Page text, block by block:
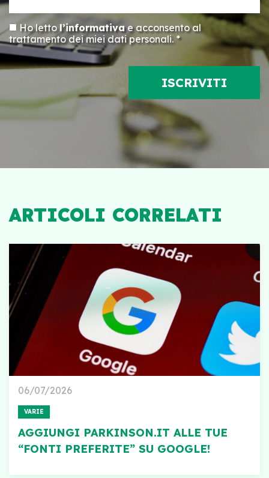
Ho lettol’informativae acconsento al
trattamento dei miei dati personali. *
ARTICOLI CORRELATI
06/07/2026
VARIE
AGGIUNGI PARKINSON.IT ALLE TUE
“FONTI PREFERITE” SU GOOGLE!